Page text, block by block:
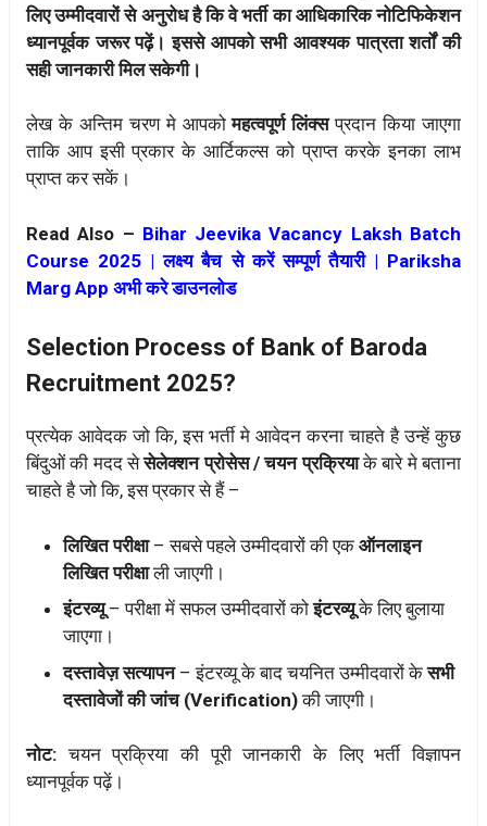
लिए उम्मीदवारों से अनुरोध है कि वे भर्ती का आधिकारिक नोटिफिकेशन
ध्यानपूर्वक जरूर पढ़ें। इससे आपको सभी आवश्यक पात्रता शर्तों की
सही जानकारी मिल सकेगी।
लेख के अन्तिम चरण मे आपकोमहत्वपूर्ण लिंक्सप्रदान किया जाएगा
ताकि आप इसी प्रकार के आर्टिकल्स को प्राप्त करके इनका लाभ
प्राप्त कर सकें।
Read Also – Bihar Jeevika Vacancy Laksh Batch
Course 2025 | लक्ष्य बैच से करें सम्पूर्ण तैयारी | Pariksha
Marg App अभी करे डाउनलोड
Selection Process of Bank of Baroda
Recruitment 2025?
प्रत्येक आवेदक जो कि, इस भर्ती मे आवेदन करना चाहते है उन्हें कुछ
बिंदुओं की मदद सेसेलेक्शन प्रोसेस / चयन प्रक्रियाके बारे मे बताना
चाहते है जो कि, इस प्रकार से हैं –
लिखित परीक्षा– सबसे पहले उम्मीदवारों की एक ऑनलाइन
लिखित परीक्षाली जाएगी।
इंटरव्यू– परीक्षा में सफल उम्मीदवारों कोइंटरव्यूके लिए बुलाया
जाएगा।
दस्तावेज़ सत्यापन– इंटरव्यू के बाद चयनित उम्मीदवारों केसभी
दस्तावेजों की जांच (Verification)की जाएगी।
नोट: चयन प्रक्रिया की पूरी जानकारी के लिए भर्ती विज्ञापन
ध्यानपूर्वक पढ़ें।